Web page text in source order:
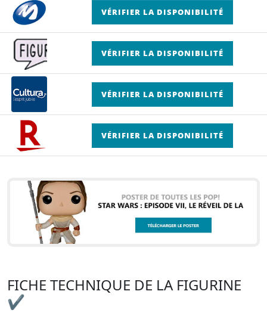
VÉRIFIER LA DISPONIBILITÉ
VÉRIFIER LA DISPONIBILITÉ
VÉRIFIER LA DISPONIBILITÉ
VÉRIFIER LA DISPONIBILITÉ
FICHE TECHNIQUE DE LA FIGURINE
✔